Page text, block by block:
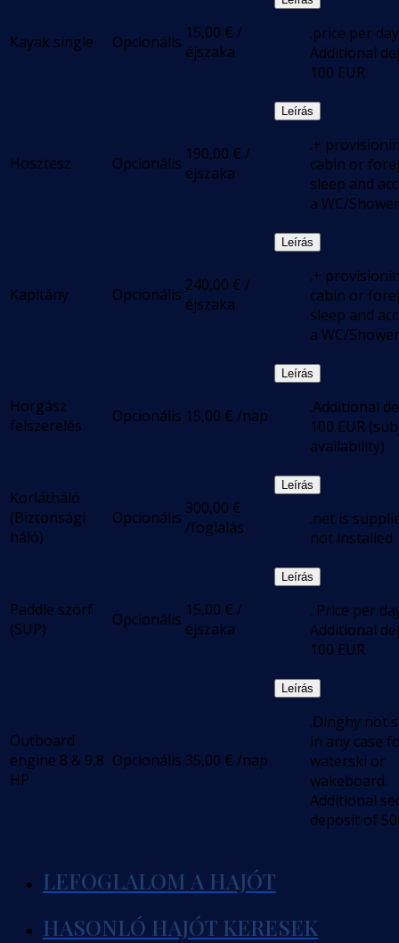
Kayak single Opcionális 15,00 € /
éjszaka
.price per
Additional
100 EUR
Hosztesz Opcionális 190,00 € /
éjszaka
Leírás
.+
cabin or
sleep and
a WC/Shower
Kapitány Opcionális 240,00 € /
éjszaka
Leírás
.+
cabin or
sleep and
a WC/Shower
Horgász
felszerelés
Opcionális 15,00 € /nap
Leírás
.Additional
100 EUR
availability)
Korlátháló
(Biztonsági
háló)
Opcionális 300,00 €
/foglalás
Leírás
.net is
not installed
Paddle szörf
(SUP)
Opcionális 15,00 € /
éjszaka
Leírás
. Price per
Additional
100 EUR
Outboard
engine 8 & 9,8
HP
Opcionális 35,00 € /nap
Leírás
.Dinghy not
in any case
waterski or
wakeboard.
Additional
deposit of
LEFOGLALOM A HAJÓT
HASONLÓ HAJÓT KERESEK